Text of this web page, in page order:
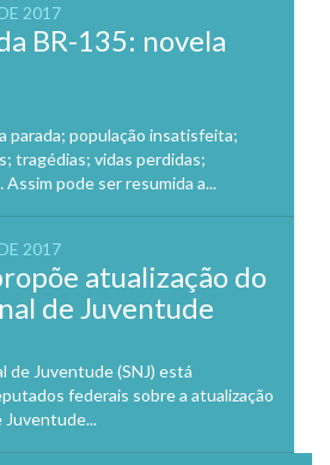
2017
BR-135: novela
parada; população insatisfeita;
tragédias; vidas perdidas;
pode ser resumida a...
2017
atualização do
de Juventude
de Juventude (SNJ) está
federais sobre a atualização
Juventude...